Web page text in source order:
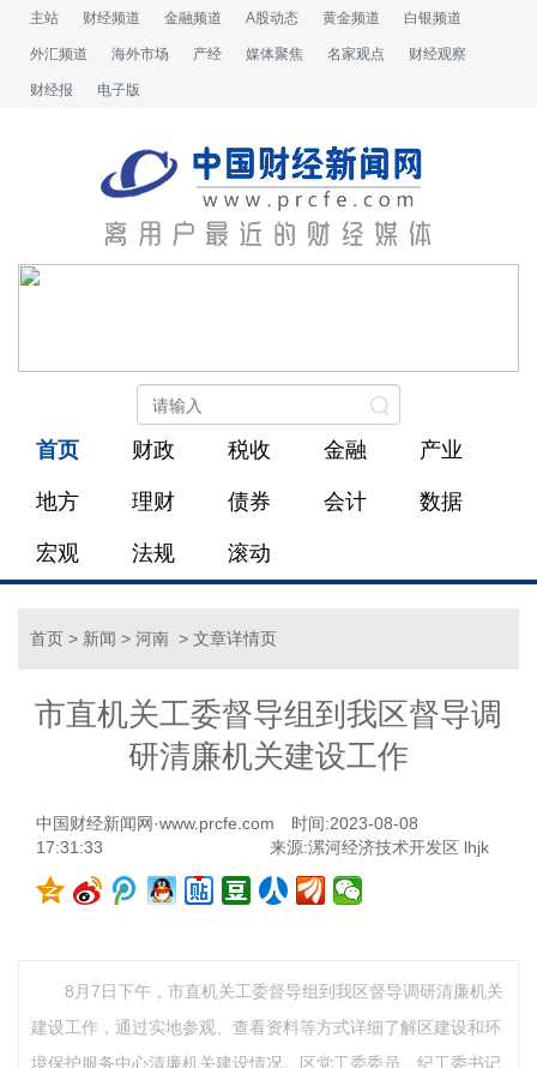
主站 财经频道 金融频道 A股动态 黄金频道 白银频道
外汇频道 海外市场 产经 媒体聚焦 名家观点 财经观察
财经报 电子版
首页 财政 税收 金融 产业
地方 理财 债券 会计 数据
宏观 法规 滚动
首页 > 新闻 > 河南 > 文章详情页
市直机关工委督导组到我区督导调
研清廉机关建设工作
中国财经新闻网·www.prcfe.com
时间:2023-08-08
17:31:33
来源:漯河经济技术开发区 lhjk
8月7日下午，市直机关工委督导组到我区督导调研清廉机关
建设工作，通过实地参观、查看资料等方式详细了解区建设和环
境保护服务中心清廉机关建设情况。区党工委委员、纪工委书记